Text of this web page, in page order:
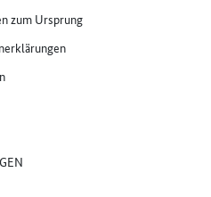
zum Ursprung